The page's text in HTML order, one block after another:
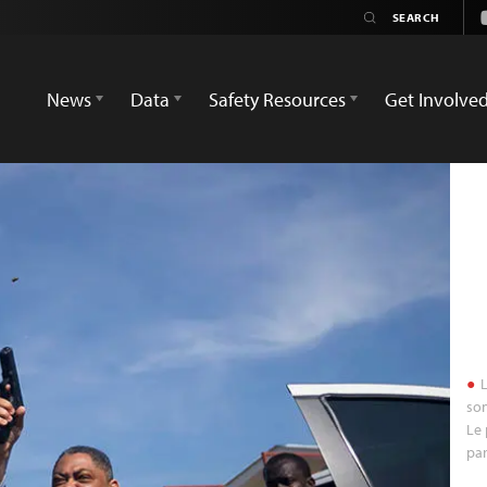
News
Data Safety Resources Get Involved
Le